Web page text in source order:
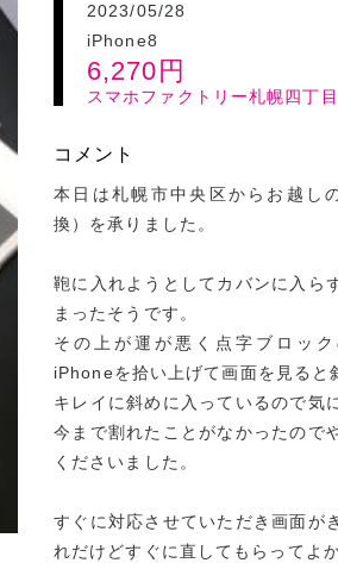
2023/05/28
iPhone8
6,270 円
スマホファクトリー札幌四丁
コメント
本日は札幌市中央区からお越し
換）を承りました。
鞄に入れようとしてカバンに入ら
まったそうです。
その上が運が悪く点字ブロッ
iPhoneを拾い上げて画面を見ると
キレイに斜めに入っているので気
今まで割れたことがなかったので
くださいました。
すぐに対応させていただき画面が
れだけどすぐに直してもらってよ